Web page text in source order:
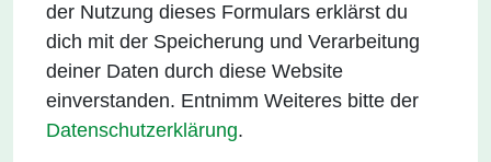
der Nutzung dieses Formulars erklärst du
dich mit der Speicherung und Verarbeitung
deiner Daten durch diese Website
einverstanden. Entnimm Weiteres bitte der
Datenschutzerklärung.